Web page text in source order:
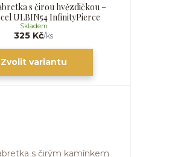
s čirou hvězdičkou –
ULBIN54 InfinityPierce
325 Kč/ks
Skladem
Zvolit variantu